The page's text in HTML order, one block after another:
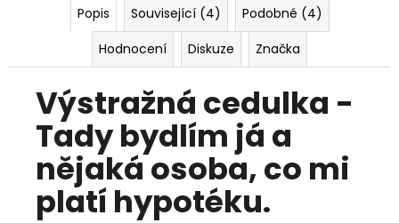
Popis Související (4)
Podobné (4)
Hodnocení
Diskuze Značka
Výstražná cedulka -
Tady bydlím já a
nějaká osoba, co mi
platí hypotéku.